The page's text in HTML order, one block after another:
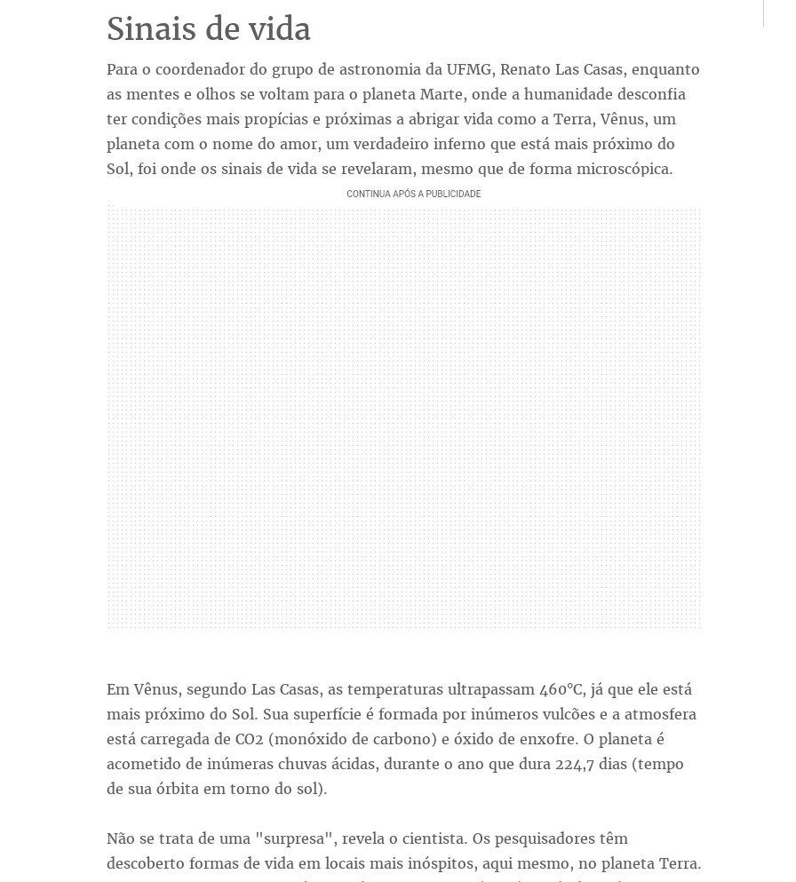
Sinais de vida
Para o coordenador do grupo de astronomia da UFMG, Renato Las Casas, enquanto
as mentes e olhos se voltam para o planeta Marte, onde a humanidade desconfia
ter condições mais propícias e próximas a abrigar vida como a Terra, Vênus, um
planeta com o nome do amor, um verdadeiro inferno que está mais próximo do
Sol, foi onde os sinais de vida se revelaram, mesmo que de forma microscópica.
Em Vênus, segundo Las Casas, as temperaturas ultrapassam 460°C, já que ele está
mais próximo do Sol. Sua superfície é formada por inúmeros vulcões e a atmosfera
está carregada de CO2 (monóxido de carbono) e óxido de enxofre. O planeta é
acometido de inúmeras chuvas ácidas, durante o ano que dura 224,7 dias (tempo
de sua órbita em torno do sol).
Não se trata de uma "surpresa", revela o cientista. Os pesquisadores têm
descoberto formas de vida em locais mais inóspitos, aqui mesmo, no planeta Terra.